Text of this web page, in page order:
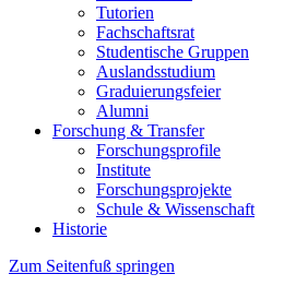
Tutorien
Fachschaftsrat
Studentische Gruppen
Auslandsstudium
Graduierungsfeier
Alumni
Forschung & Transfer
Forschungsprofile
Institute
Forschungsprojekte
Schule & Wissenschaft
Historie
Zum Seitenfuß springen